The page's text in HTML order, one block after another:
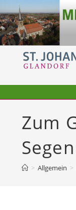
Inhalt
springen
Zum
Segen
> Allgemein >